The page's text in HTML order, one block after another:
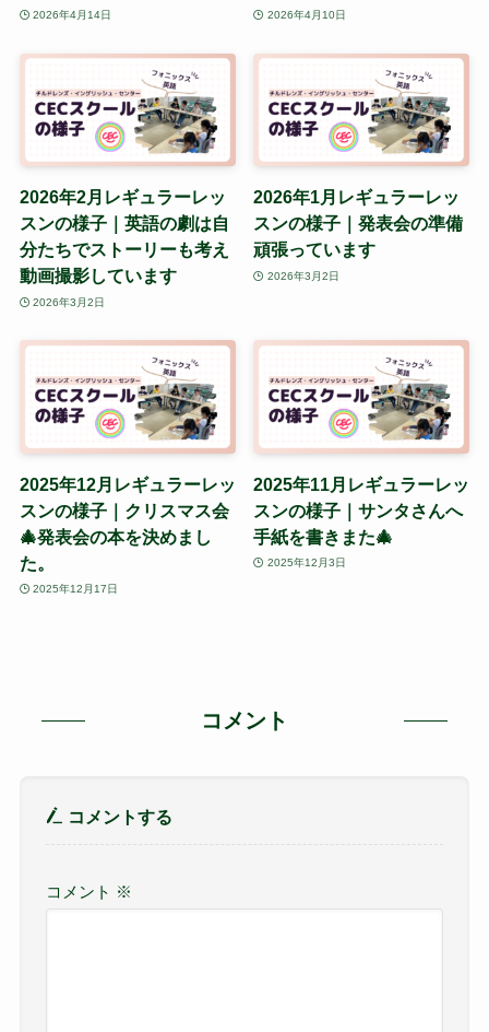
2026年4月14日 2026年4月10日
2026年2月レギュラーレッ
スンの様子｜英語の劇は自
分たちでストーリーも考え
動画撮影しています
2026年3月2日
2026年1月レギュラーレッ
スンの様子｜発表会の準備
頑張っています
2026年3月2日
2025年12月レギュラーレッ
スンの様子｜クリスマス会
🎄発表会の本を決めまし
た。
2025年12月17日
2025年11月レギュラーレッ
スンの様子｜サンタさんへ
手紙を書きまた🎄
2025年12月3日
コメント
コメントする
コメント ※